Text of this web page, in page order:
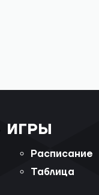
ИГРЫ
Расписание
Таблица